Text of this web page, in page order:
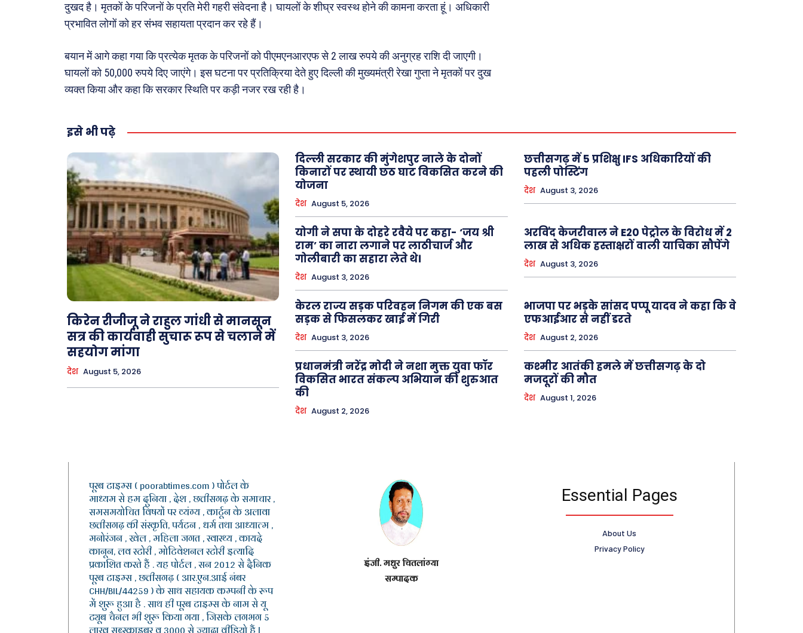
Mobiles
स्वास्थ्य
कैरियर और शिक्षा
दुखद है। मृतकों के परिजनों के प्रति मेरी गहरी संवेदना है। घायलों के शीघ्र स्वस्थ होने की कामना करता हूं। अधिकारी
प्रभावित लोगों को हर संभव सहायता प्रदान कर रहे हैं।
बयान में आगे कहा गया कि प्रत्येक मृतक के परिजनों को पीएमएनआरएफ से 2 लाख रुपये की अनुग्रह राशि दी जाएगी।
घायलों को 50,000 रुपये दिए जाएंगे। इस घटना पर प्रतिक्रिया देते हुए दिल्ली की मुख्यमंत्री रेखा गुप्ता ने मृतकों पर दुख
व्यक्त किया और कहा कि सरकार स्थिति पर कड़ी नजर रख रही है।
इसे भी पढ़े
किरेन रीजीजू ने राहुल गांधी से मानसून
सत्र की कार्यवाही सुचारू रूप से चलाने में
सहयोग मांगा
देश August 5, 2026
दिल्ली सरकार की मुंगेशपुर नाले के दोनों
किनारों पर स्थायी छठ घाट विकसित करने की
योजना
देश August 5, 2026
छत्तीसगढ़ में 5 प्रशिक्षु IFS अधिकारियों की
पहली पोस्टिंग
देश August 3, 2026
योगी ने सपा के दोहरे रवैये पर कहा- ‘जय श्री
राम’ का नारा लगाने पर लाठीचार्ज और
गोलीबारी का सहारा लेते थे।
देश August 3, 2026
अरविंद केजरीवाल ने E20 पेट्रोल के विरोध में 2
लाख से अधिक हस्ताक्षरों वाली याचिका सौपेंगे
देश August 3, 2026
केरल राज्य सड़क परिवहन निगम की एक बस
सड़क से फिसलकर खाई में गिरी
देश August 3, 2026
भाजपा पर भड़के सांसद पप्पू यादव ने कहा कि वे
एफआईआर से नहीं डरते
देश August 2, 2026
प्रधानमंत्री नरेंद्र मोदी ने नशा मुक्त युवा फॉर
विकसित भारत संकल्प अभियान की शुरुआत
की
देश August 2, 2026
कश्मीर आतंकी हमले में छत्तीसगढ़ के दो
मजदूरों की मौत
देश August 1, 2026
पूरब टाइम्स ( poorabtimes.com ) पोर्टल के
माध्यम से हम दुनिया , देश , छत्तीसगढ़ के समाचार ,
समसमयोचित विषयों पर व्यंग्य , कार्टून के अलावा
छत्तीसगढ़ की संस्कृति, पर्यटन , धर्म तथा आध्यात्म ,
मनोरंजन , खेल , महिला जगत , स्वास्थ्य , कायदे
कानून, लव स्टोरी , मोटिवेशनल स्टोरी इत्यादि
प्रकाशित करते हैं . यह पोर्टल , सन 2012 से दैनिक
पूरब टाइम्स , छत्तीसगढ़ ( आर.एन.आई नंबर
CHH/BIL/44259 ) के साथ सहायक कम्पनी के रूप
में शुरू हुआ है . साथ ही पूरब टाइम्स के नाम से यू
ट्यूब चैनल भी शुरू किया गया , जिसके लगभग 5
इंजी. मधुर चितलांग्या
सम्पादक
Essential Pages
About Us
Privacy Policy